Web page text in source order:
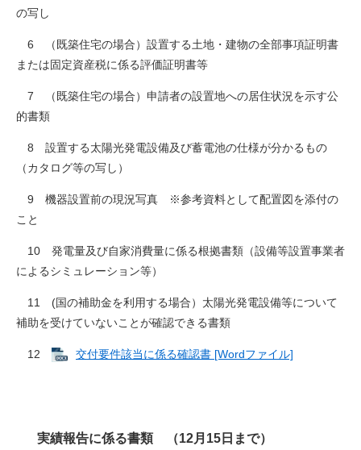
の写し
6 （既築住宅の場合）設置する土地・建物の全部事項証明書
または固定資産税に係る評価証明書等
7 （既築住宅の場合）申請者の設置地への居住状況を示す公
的書類
8 設置する太陽光発電設備及び蓄電池の仕様が分かるもの
（カタログ等の写し）
9 機器設置前の現況写真 ※参考資料として配置図を添付の
こと
10 発電量及び自家消費量に係る根拠書類（設備等設置事業者
によるシミュレーション等）
11 (国の補助金を利用する場合）太陽光発電設備等について
補助を受けていないことが確認できる書類
12 交付要件該当に係る確認書 [Wordファイル]
実績報告に係る書類 （12月15日まで）